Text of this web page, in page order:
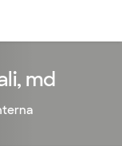
md